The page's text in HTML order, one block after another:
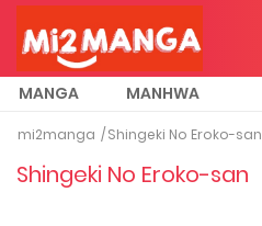
MANGA MANHWA
mi2manga Shingeki No Eroko-san
Shingeki No Eroko-san